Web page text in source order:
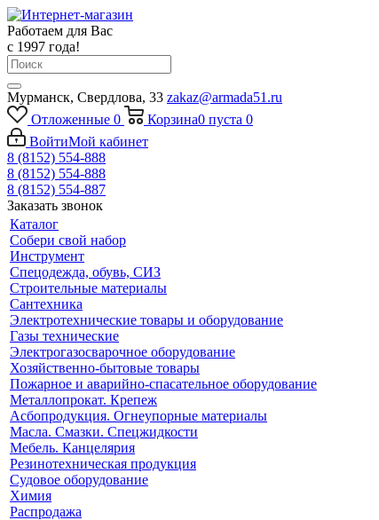
Работаем для Вас
с 1997 года!
Мурманск, Свердлова, 33 zakaz@armada51.ru
Отложенные 0 Корзина0 пуста 0
ВойтиМой кабинет
8 (8152) 554-888
8 (8152) 554-888
8 (8152) 554-887
Заказать звонок
Каталог
Собери свой набор
Инструмент
Спецодежда, обувь, СИЗ
Строительные материалы
Сантехника
Электротехнические товары и оборудование
Газы технические
Электрогазосварочное оборудование
Хозяйственно-бытовые товары
Пожарное и аварийно-спасательное оборудование
Металлопрокат. Крепеж
Асбопродукция. Огнеупорные материалы
Масла. Смазки. Спецжидкости
Мебель. Канцелярия
Резинотехническая продукция
Судовое оборудование
Химия
Распродажа